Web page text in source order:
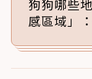
狗狗哪些
感區域」